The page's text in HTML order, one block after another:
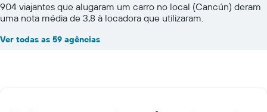
904 viajantes que alugaram um carro no local (Cancún) deram
uma nota média de 3,8 à locadora que utilizaram.
Ver todas as 59 agências